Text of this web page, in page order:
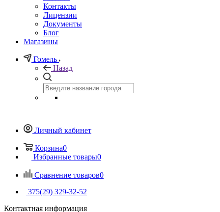
Контакты
Лицензии
Документы
Блог
Магазины
Гомель
Назад
Личный кабинет
Корзина0
Избранные товары0
Сравнение товаров0
375(29) 329-32-52
Контактная информация